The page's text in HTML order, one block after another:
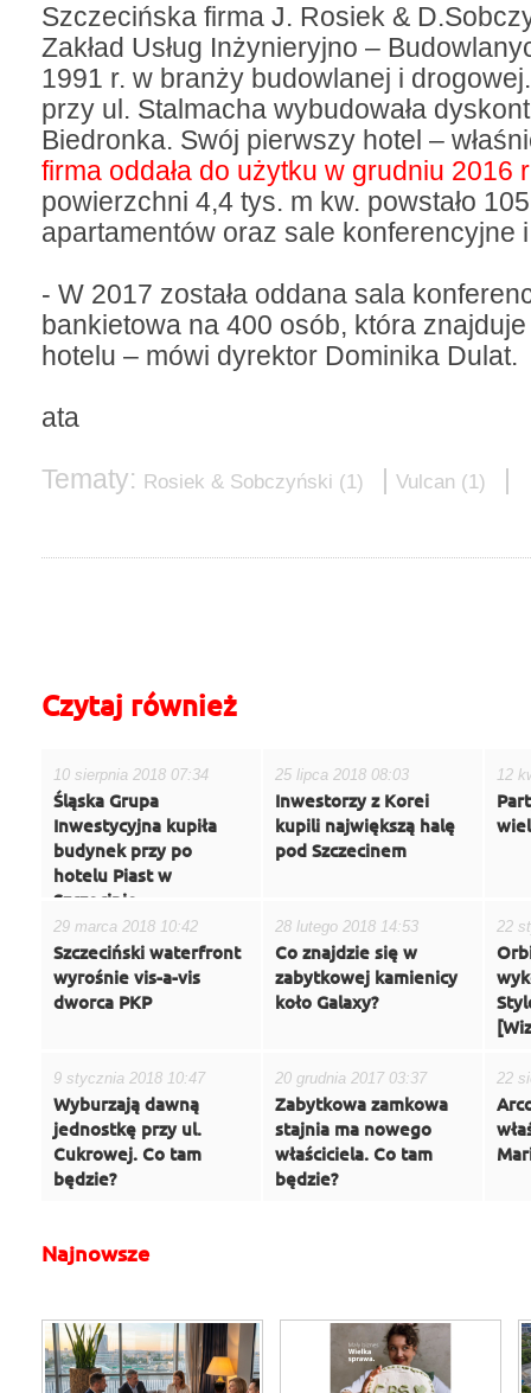
Szczecińska firma J. Rosiek &
Zakład Usług Inżynieryjno –
1991 r. w branży budowlanej i
przy ul. Stalmacha wybudowała
Biedronka. Swój pierwszy hotel –
firma oddała do użytku w grudniu 2016
powierzchni 4,4 tys. m kw. powstało
apartamentów oraz sale
- W 2017 została oddana sala
bankietowa na 400 osób, która znajduje
hotelu – mówi dyrektor Dominika Dulat.
ata
Tematy: Rosiek & Sobczyński (1) | Vulcan (1) |
Czytaj również
10 sierpnia 2018 07:34
Śląska Grupa
Inwestycyjna kupiła
budynek przy po
hotelu Piast w
Szczecinie.
25 lipca 2018 08:03
Inwestorzy z Korei
kupili największą halę
pod Szczecinem
12
29 marca 2018 10:42
Szczeciński waterfront
wyrośnie vis-a-vis
dworca PKP
28 lutego 2018 14:53
Co znajdzie się w
zabytkowej kamienicy
koło Galaxy?
22
9 stycznia 2018 10:47
Wyburzają dawną
jednostkę przy ul.
Cukrowej. Co tam
będzie?
20 grudnia 2017 03:37
Zabytkowa zamkowa
stajnia ma nowego
właściciela. Co tam
będzie?
22
Najnowsze